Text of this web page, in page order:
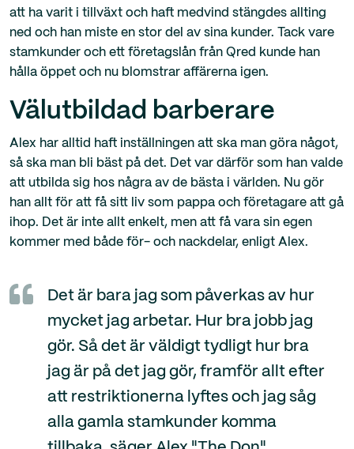
att ha varit i tillväxt och haft medvind stängdes allting
ned och han miste en stor del av sina kunder. Tack vare
stamkunder och ett företagslån från Qred kunde han
hålla öppet och nu blomstrar affärerna igen.
Välutbildad barberare
Alex har alltid haft inställningen att ska man göra något,
så ska man bli bäst på det. Det var därför som han valde
att utbilda sig hos några av de bästa i världen. Nu gör
han allt för att få sitt liv som pappa och företagare att gå
ihop. Det är inte allt enkelt, men att få vara sin egen
kommer med både för- och nackdelar, enligt Alex.
Det är bara jag som påverkas av hur
mycket jag arbetar. Hur bra jobb jag
gör. Så det är väldigt tydligt hur bra
jag är på det jag gör, framför allt efter
att restriktionerna lyftes och jag såg
alla gamla stamkunder komma